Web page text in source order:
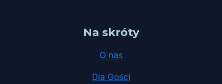
Na skróty
O nas
Dla Gości